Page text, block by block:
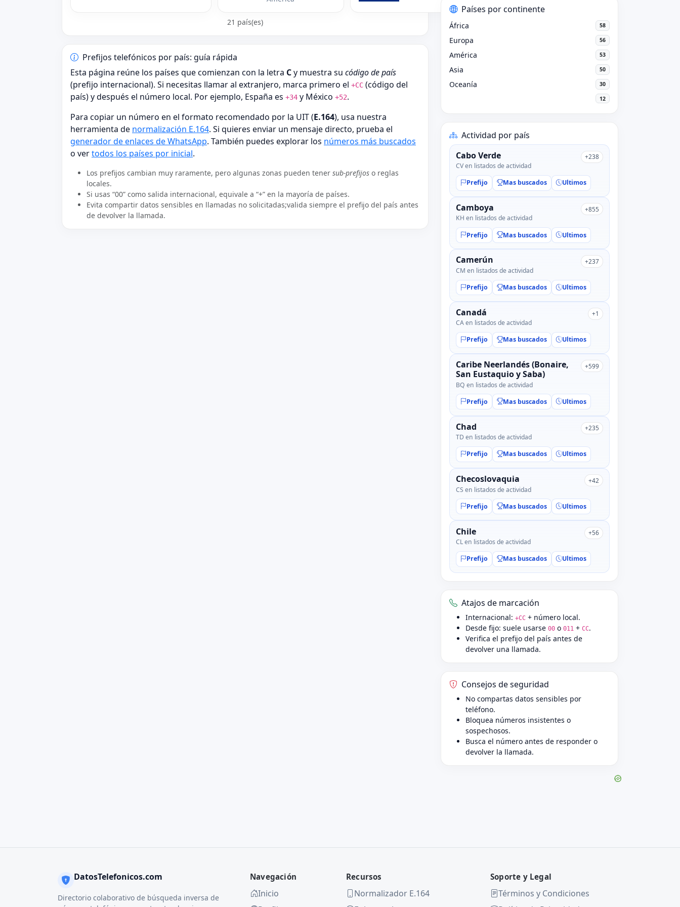
21 país(es)
Prefijos telefónicos por país: guía rápida
Esta página reúne los países que comienzan con la letra Cy muestra su código de país
(prefijo internacional). Si necesitas llamar al extranjero, marca primero el +CC (código del
país) y después el número local. Por ejemplo, España es +34 y México +52.
Para copiar un número en el formato recomendado por la UIT (E.164), usa nuestra
herramienta de normalización E.164. Si quieres enviar un mensaje directo, prueba el
generador de enlaces de WhatsApp. También puedes explorar los números más buscados
o vertodos los países por inicial.
Los prefijos cambian muy raramente, pero algunas zonas pueden tener sub-prefijos o reglas
locales.
Si usas “00” como salida internacional, equivale a “+” en la mayoría de países.
Evita compartir datos sensibles en llamadas no solicitadas;valida siempre el prefijo del país antes
de devolver la llamada.
Países por continente
África 58
Europa 56
América 53
Asia 50
Oceanía 30
12
Actividad por país
Cabo Verde
CV en listados de actividad
+238
Prefijo Mas buscados Ultimos
Camboya
KH en listados de actividad
+855
Prefijo Mas buscados Ultimos
Camerún
CM en listados de actividad
+237
Prefijo Mas buscados Ultimos
Canadá
CA en listados de actividad
+1
Prefijo Mas buscados Ultimos
Caribe Neerlandés (Bonaire,
San Eustaquio y Saba)
BQ en listados de actividad
+599
Prefijo Mas buscados Ultimos
Chad
TD en listados de actividad
+235
Prefijo Mas buscados Ultimos
Checoslovaquia
CS en listados de actividad
+42
Prefijo Mas buscados Ultimos
Chile
CL en listados de actividad
+56
Prefijo Mas buscados Ultimos
Atajos de marcación
Internacional:+CC + número local.
Desde fijo: suele usarse00 o011 +CC.
Verifica el prefijo del país antes de
devolver una llamada.
Consejos de seguridad
No compartas datos sensibles por
teléfono.
Bloquea números insistentes o
sospechosos.
Busca el número antes de responder o
devolver la llamada.
DatosTelefonicos.com
Directorio colaborativo de búsqueda inversa de
Navegación
Inicio
Recursos
Normalizador E.164
Soporte y Legal
Términos y Condiciones